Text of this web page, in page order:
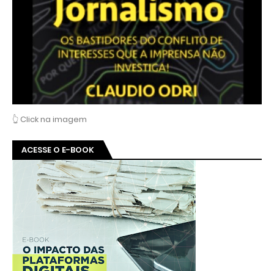
👆 Click na imagem
ACESSE O E-BOOK